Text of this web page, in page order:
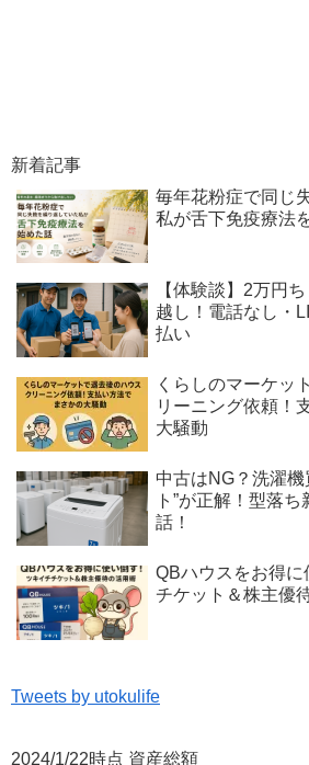
新着記事
毎年花粉症で同じ
私が舌下免疫療法
【体験談】2万円
越し！電話なし・
払い
くらしのマーケッ
リーニング依頼！
大騒動
中古はNG？洗濯機
ト”が正解！型落
話！
QBハウスをお得
チケット＆株主優
Tweets by utokulife
2024/1/22時点 資産総額